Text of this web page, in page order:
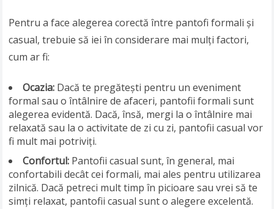
Pentru a face alegerea corectă între pantofi formali și
casual, trebuie să iei în considerare mai mulți factori,
cum ar fi:
Ocazia: Dacă te pregătești pentru un eveniment
formal sau o întâlnire de afaceri, pantofii formali sunt
alegerea evidentă. Dacă, însă, mergi la o întâlnire mai
relaxată sau la o activitate de zi cu zi, pantofii casual vor
fi mult mai potriviți.
Confortul: Pantofii casual sunt, în general, mai
confortabili decât cei formali, mai ales pentru utilizarea
zilnică. Dacă petreci mult timp în picioare sau vrei să te
simți relaxat, pantofii casual sunt o alegere excelentă.